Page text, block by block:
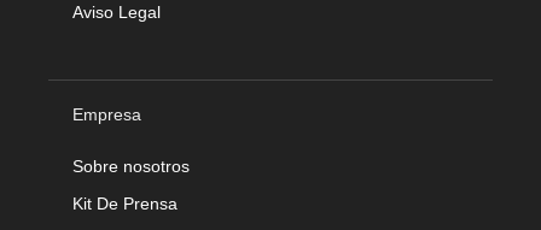
Aviso Legal
Empresa
Sobre nosotros
Kit De Prensa